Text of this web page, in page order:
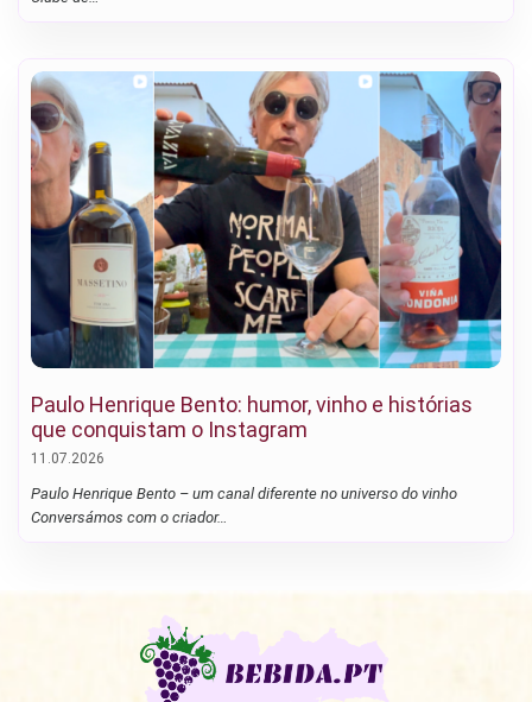
Paulo Henrique Bento: humor, vinho e histórias
que conquistam o Instagram
11.07.2026
Paulo Henrique Bento – um canal diferente no universo do vinho
Conversámos com o criador…